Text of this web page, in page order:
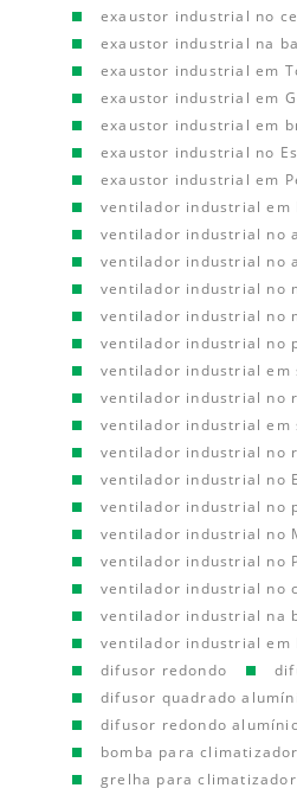
exaustor industrial no
exaustor industrial na
exaustor industrial em
exaustor industrial em
exaustor industrial em
exaustor industrial no
exaustor industrial em
ventilador industrial em
ventilador industrial no
ventilador industrial no
ventilador industrial no
ventilador industrial no
ventilador industrial no
ventilador industrial em
ventilador industrial no
ventilador industrial em
ventilador industrial no
ventilador industrial no
ventilador industrial no
ventilador industrial no
ventilador industrial no
ventilador industrial no
ventilador industrial na
ventilador industrial em
difusor redondo
difusor quadrado
difusor redondo
bomba para climatizador
grelha para climatizador